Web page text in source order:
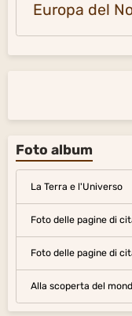
Europa del
Foto album
La Terra e l'Universo
Foto delle pagine di
Foto delle pagine di
Alla scoperta del